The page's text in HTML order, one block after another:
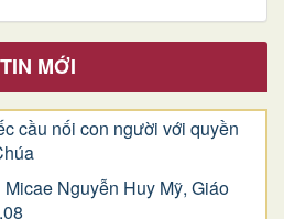
TIN MỚI
cầu nối con người với quyền
Nguyễn Huy Mỹ, Giáo